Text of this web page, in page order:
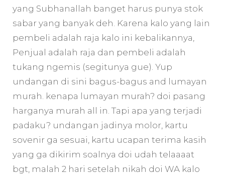
yang Subhanallah banget harus punya stok
sabar yang banyak deh. Karena kalo yang lain
pembeli adalah raja kalo ini kebalikannya,
Penjual adalah raja dan pembeli adalah
tukang ngemis (segitunya gue). Yup
undangan di sini bagus-bagus and lumayan
murah. kenapa lumayan murah? doi pasang
harganya murah all in. Tapi apa yang terjadi
padaku? undangan jadinya molor, kartu
sovenir ga sesuai, kartu ucapan terima kasih
yang ga dikirim soalnya doi udah telaaaat
bgt, malah 2 hari setelah nikah doi WA kalo